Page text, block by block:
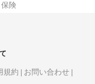
険
規約
お問い合わせ